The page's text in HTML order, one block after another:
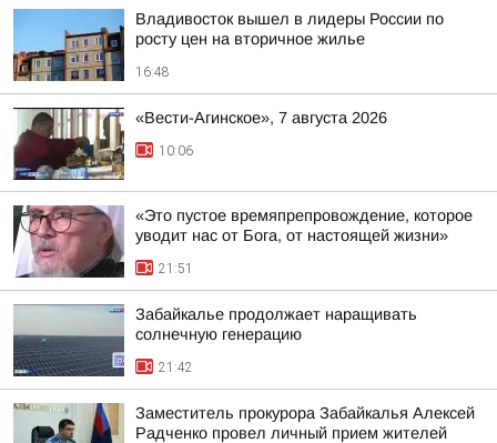
Владивосток вышел в лидеры России по
росту цен на вторичное жилье
16:48
«Вести-Агинское», 7 августа 2026
10:06
«Это пустое времяпрепровождение, которое
уводит нас от Бога, от настоящей жизни»
21:51
Забайкалье продолжает наращивать
солнечную генерацию
21:42
Заместитель прокурора Забайкалья Алексей
Радченко провел личный прием жителей